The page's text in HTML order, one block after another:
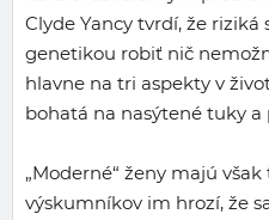
Clyde Yancy tvrdí, že riziká
genetikou robiť nič
hlavne na tri aspekty v
bohatá na nasýtené tuky a
„Moderné“ ženy majú
výskumníkov im hrozí, že